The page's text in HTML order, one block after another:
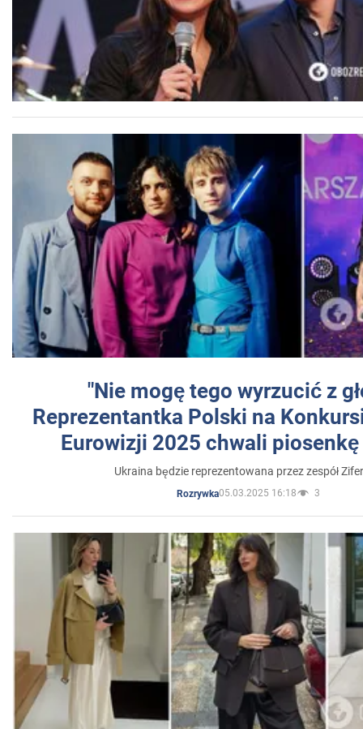
"Nie mogę tego wyrzucić z
Reprezentantka Polski na
Eurowizji 2025 chwali
Ukraina będzie reprezentowana przez zespół
Rozrywka05.03.2025 16:18 3